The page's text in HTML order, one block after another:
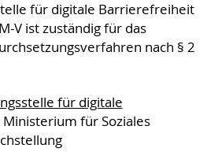
für digitale Barrierefreiheit
V ist zuständig für das
nach § 2
für digitale
Ministerium für Soziales